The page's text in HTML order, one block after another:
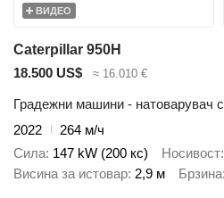
ВИДЕО
Caterpillar 950H
18.500 US$
≈ 16.010 €
Градежни машини - натоварувач
2022
264 м/ч
Сила 147 kW (200 кс) Носивост
Висина за истовар 2,9 м Брзина